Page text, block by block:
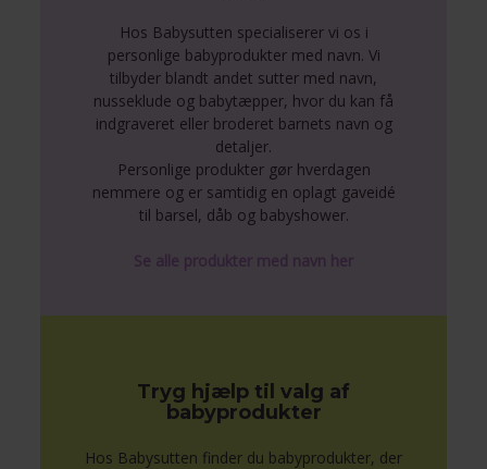
Hos Babysutten specialiserer vi os i
personlige babyprodukter med navn. Vi
tilbyder blandt andet sutter med navn,
nusseklude og babytæpper, hvor du kan få
indgraveret eller broderet barnets navn og
detaljer.
Personlige produkter gør hverdagen
nemmere og er samtidig en oplagt gaveidé
til barsel, dåb og babyshower.
Se alle produkter med navn her
Tryg hjælp til valg af
babyprodukter
Hos Babysutten finder du babyprodukter, der